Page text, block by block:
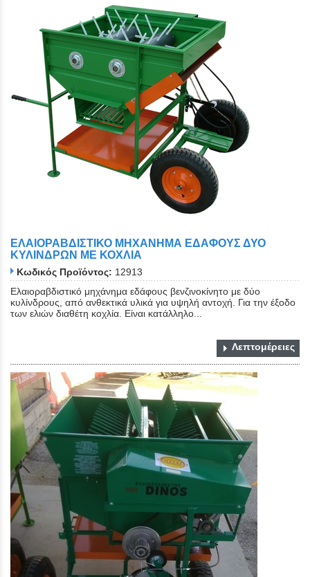
ΕΛΑΙΟΡΑΒΔΙΣΤΙΚΟ ΜΗΧΑΝHΜΑ ΕΔΑΦΟΥΣ ΔΥΟ
ΚΥΛΙΝΔΡΩΝ ΜΕ ΚΟΧΛΙΑ
Κωδικός Προϊόντος: 12913
Ελαιοραβδιστικό μηχάνημα εδάφους βενζινοκίνητο με δύο
κυλίνδρους, από ανθεκτικά υλικά για υψηλή αντοχή. Για την έξοδο
των ελιών διαθέτη κοχλία. Είναι κατάλληλο...
Λεπτομέρειες